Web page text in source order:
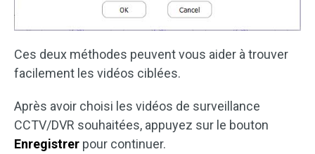
Ces deux méthodes peuvent vous aider à trouver
facilement les vidéos ciblées.
Après avoir choisi les vidéos de surveillance
CCTV/DVR souhaitées, appuyez sur le bouton
Enregistrer pour continuer.